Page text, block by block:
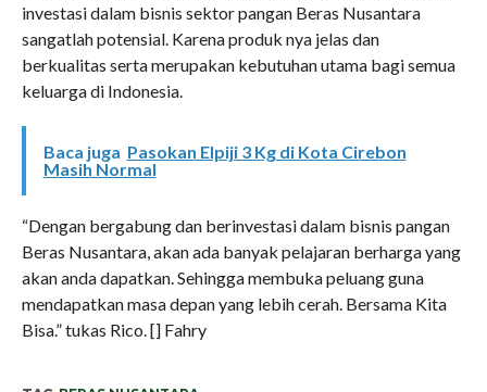
investasi dalam bisnis sektor pangan Beras Nusantara
sangatlah potensial. Karena produk nya jelas dan
berkualitas serta merupakan kebutuhan utama bagi semua
keluarga di Indonesia.
Baca juga Pasokan Elpiji 3 Kg di Kota Cirebon
Masih Normal
“Dengan bergabung dan berinvestasi dalam bisnis pangan
Beras Nusantara, akan ada banyak pelajaran berharga yang
akan anda dapatkan. Sehingga membuka peluang guna
mendapatkan masa depan yang lebih cerah. Bersama Kita
Bisa.” tukas Rico. [] Fahry